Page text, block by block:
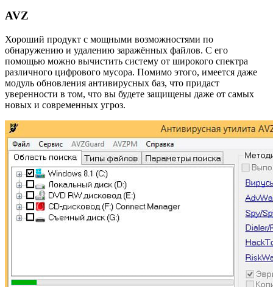
AVZ
Хороший продукт с мощными возможностями по
обнаружению и удалению заражённых файлов. С его
помощью можно вычистить систему от широкого спектра
различного цифрового мусора. Помимо этого, имеется даже
модуль обновления антивирусных баз, что придаст
уверенности в том, что вы будете защищены даже от самых
новых и современных угроз.